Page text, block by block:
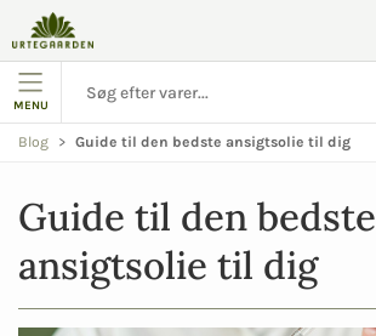
MENU
Blog Guide til den bedste ansigtsolie til dig
Guide til den bedste
ansigtsolie til dig